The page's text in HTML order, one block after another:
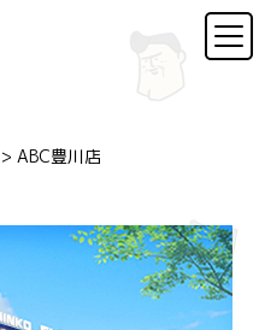
> ABC豊川店